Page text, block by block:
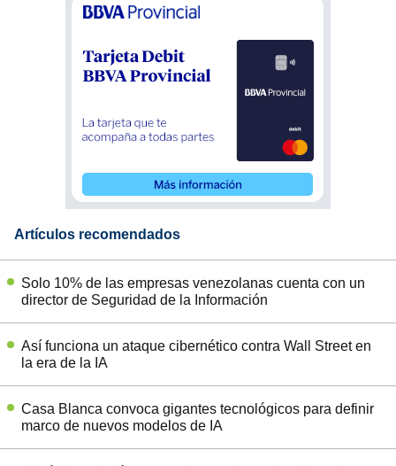
Artículos recomendados
Solo 10% de las empresas venezolanas cuenta con un
director de Seguridad de la Información
Así funciona un ataque cibernético contra Wall Street en
la era de la IA
Casa Blanca convoca gigantes tecnológicos para definir
marco de nuevos modelos de IA